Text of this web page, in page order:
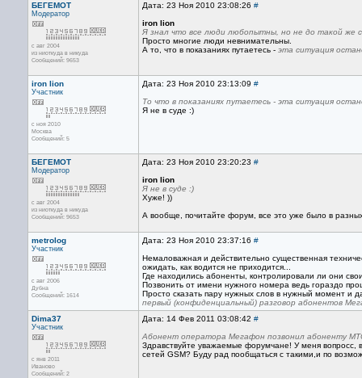
БЕГЕМОТ
Модератор
с авг 2004
из ниоткуда в никуда
Сообщений: 9653
Дата: 23 Ноя 2010 23:08:26 #
iron lion
Я знал что все люди любопытны, но не до такой же
Просто многие люди невнимательны.
А то, что в показаниях путаетесь - эта ситуация
iron lion
Участник
с ноя 2010
Москва
Сообщений: 5
Дата: 23 Ноя 2010 23:13:09 #
То что в показаниях путаетесь - эта ситуация
Я не в суде :)
БЕГЕМОТ
Модератор
с авг 2004
из ниоткуда в никуда
Сообщений: 9653
Дата: 23 Ноя 2010 23:20:23 #
iron lion
Я не в суде :)
Хуже! ))
А вообще, почитайте форум, все это уже было в
metrolog
Участник
с авг 2006
Дубна
Сообщений: 1614
Дата: 23 Ноя 2010 23:37:16 #
Немаловажная и действительно существенная
ожидать, как водится не приходится...
Где находились абоненты, контролировали ли они
Позвонить от имени нужного номера ведь гораздо
Просто сказать пару нужных слов в нужный момент и
первый (конфиденциальный) разговор абонентов
Dima37
Участник
с янв 2011
Иваново
Сообщений: 2
Дата: 14 Фев 2011 03:08:42 #
Абонент оператора Мегафон позвонил абоненту
Здравствуйте уважаемые форумчане! У меня вопросс,
сетей GSM? Буду рад пообщаться с такими,и по